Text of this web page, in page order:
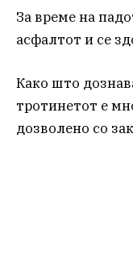
За време на
асфалтот и се
Како што
тротинетот е
дозволено со